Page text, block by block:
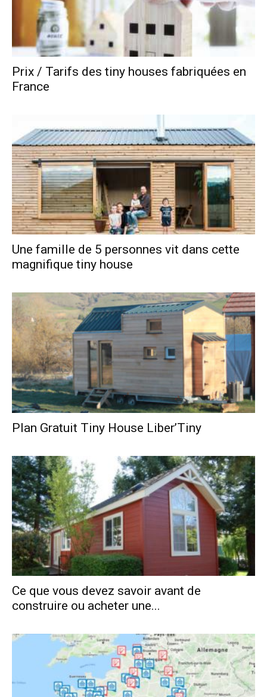
Prix / Tarifs des tiny houses fabriquées en
France
Une famille de 5 personnes vit dans cette
magnifique tiny house
Plan Gratuit Tiny House Liber’Tiny
Ce que vous devez savoir avant de
construire ou acheter une...